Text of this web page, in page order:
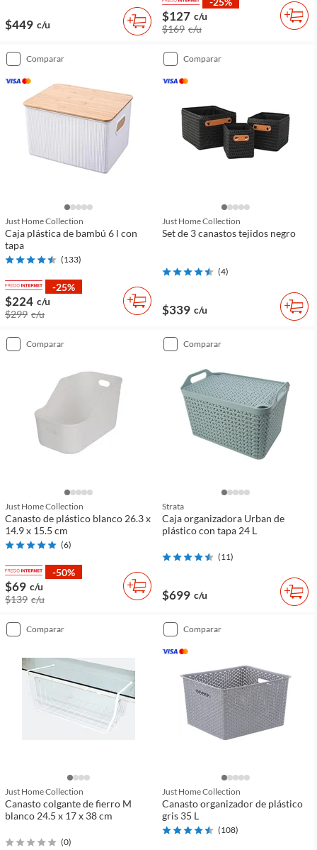
$449 c/u
$127 c/u
$169 c/u
comparar
Just Home Collection
Caja plástica de bambú 6 l con
tapa
(133)
-25%
$224 c/u
$299 c/u
comparar
Just Home Collection
Set de 3 canastos tejidos negro
(4)
$339 c/u
comparar
Just Home Collection
Canasto de plástico blanco 26.3 x
14.9 x 15.5 cm
(6)
-50%
$69 c/u
$139 c/u
comparar
Strata
Caja organizadora Urban de
plástico con tapa 24 L
(11)
$699 c/u
comparar
Just Home Collection
Canasto colgante de fierro M
blanco 24.5 x 17 x 38 cm
(0)
comparar
Just Home Collection
Canasto organizador de plástico
gris 35 L
(108)